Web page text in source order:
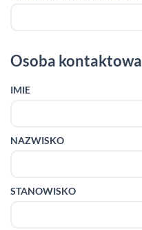
Osoba kontaktowa
IMIE
NAZWISKO
STANOWISKO